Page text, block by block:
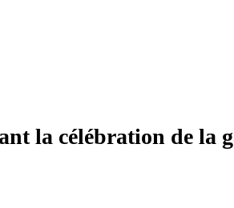
la célébration de la